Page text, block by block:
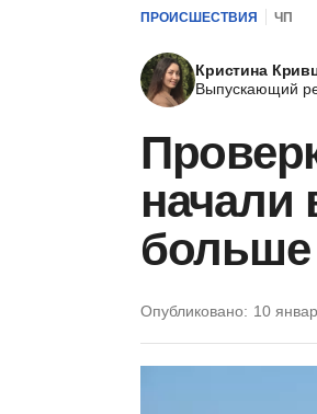
ПРОИСШЕСТВИЯ ЧП
Кристина
Выпускающий
начали
больше
Опубликовано: 10